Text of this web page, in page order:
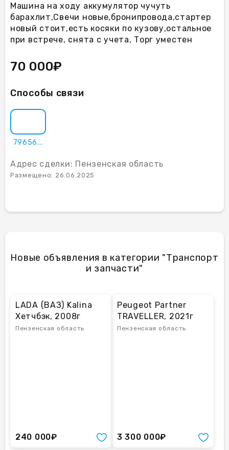
Машина на ходу аккумулятор чучуть
барахлит,Свечи новые,бронипровода,стартер
новый стоит,есть косяки по кузову,остальное
при встрече, снята с учета, Торг уместен
70 000₽
Способы связи
79656...
Адрес сделки: Пензенская область
Размещено: 26.06.2025
Новые объявления в категории "Транспорт
и запчасти"
LADA (ВАЗ) Kalina
Хетчбэк, 2008г
Пензенская область
240 000₽
Peugeot Partner
TRAVELLER, 2021г
Пензенская область
3 300 000₽